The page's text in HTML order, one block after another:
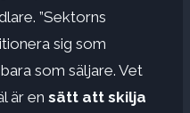
”Sektorns
sig som
som säljare. Vet
är en sätt att skilja